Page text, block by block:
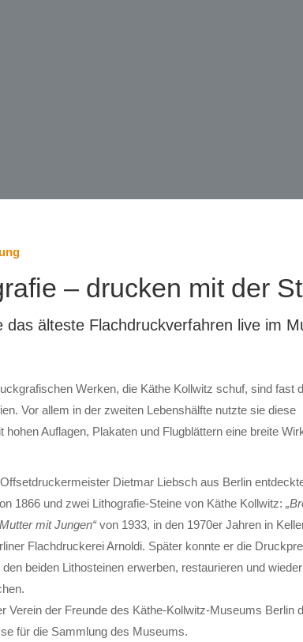
– drucken mit der
das älteste Flachdruckverfahren live im
Werken, die Käthe Kollwitz schuf, sind fast
Vor allem in der zweiten Lebens­hälfte nutzte sie diese
hohen Auf­lagen, Plakaten und Flug­blättern eine breite
Dietmar Liebsch aus Berlin
1866 und zwei Litho­grafie-Steine von Käthe Kollwitz:
mit Jungen“von 1933, in den 1970er Jahren in
Flach­druckerei Arnoldi. Später konnte er die
beiden Litho­steinen erwerben, restaurieren und wieder
Verein der Freunde des Käthe-Kollwitz-Museums Berlin
für die Sammlung des Museums.